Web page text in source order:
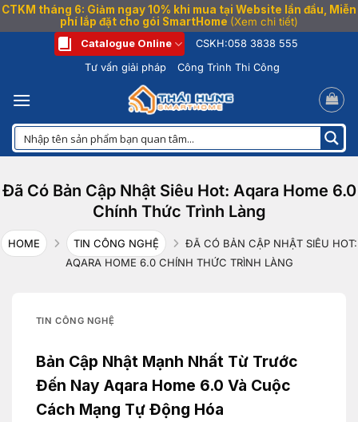
CTKM tháng 6: Giảm ngay 10% khi mua tại Website lần đầu, Miễn
phí lắp đặt cho gói SmartHome (Xem chi tiết)
dung
Catalogue Online CSKH:058 3838 555
Tư vấn giải pháp
Công Trình Thi Công
Đã Có Bản Cập Nhật Siêu Hot: Aqara Home 6.0
Chính Thức Trình Làng
HOME TIN CÔNG NGHỆ
ĐÃ CÓ BẢN CẬP NHẬT SIÊU HOT:
AQARA HOME 6.0 CHÍNH THỨC TRÌNH LÀNG
TIN CÔNG NGHỆ
Bản Cập Nhật Mạnh Nhất Từ Trước
Đến Nay Aqara Home 6.0 Và Cuộc
Cách Mạng Tự Động Hóa